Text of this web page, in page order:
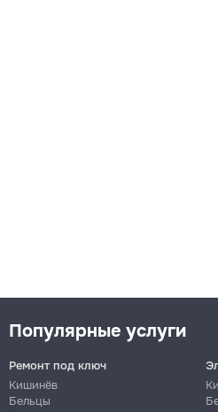
Популярные услуги
Ремонт под ключ
Кишинёв
Бельцы